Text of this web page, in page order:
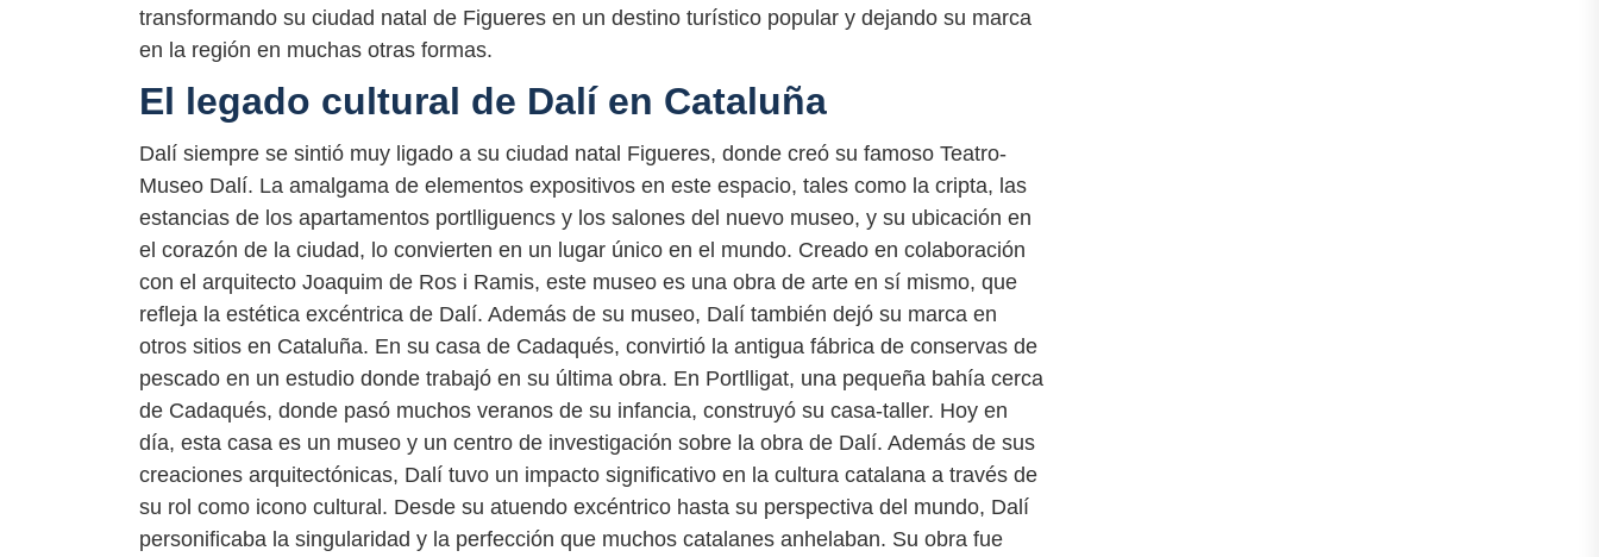
transformando su ciudad natal de Figueres en un destino turístico popular y dejando su marca
en la región en muchas otras formas.
El legado cultural de Dalí en Cataluña
Dalí siempre se sintió muy ligado a su ciudad natal Figueres, donde creó su famoso Teatro-
Museo Dalí. La amalgama de elementos expositivos en este espacio, tales como la cripta, las
estancias de los apartamentos portlliguencs y los salones del nuevo museo, y su ubicación en
el corazón de la ciudad, lo convierten en un lugar único en el mundo. Creado en colaboración
con el arquitecto Joaquim de Ros i Ramis, este museo es una obra de arte en sí mismo, que
refleja la estética excéntrica de Dalí. Además de su museo, Dalí también dejó su marca en
otros sitios en Cataluña. En su casa de Cadaqués, convirtió la antigua fábrica de conservas de
pescado en un estudio donde trabajó en su última obra. En Portlligat, una pequeña bahía cerca
de Cadaqués, donde pasó muchos veranos de su infancia, construyó su casa-taller. Hoy en
día, esta casa es un museo y un centro de investigación sobre la obra de Dalí. Además de sus
creaciones arquitectónicas, Dalí tuvo un impacto significativo en la cultura catalana a través de
su rol como icono cultural. Desde su atuendo excéntrico hasta su perspectiva del mundo, Dalí
personificaba la singularidad y la perfección que muchos catalanes anhelaban. Su obra fue